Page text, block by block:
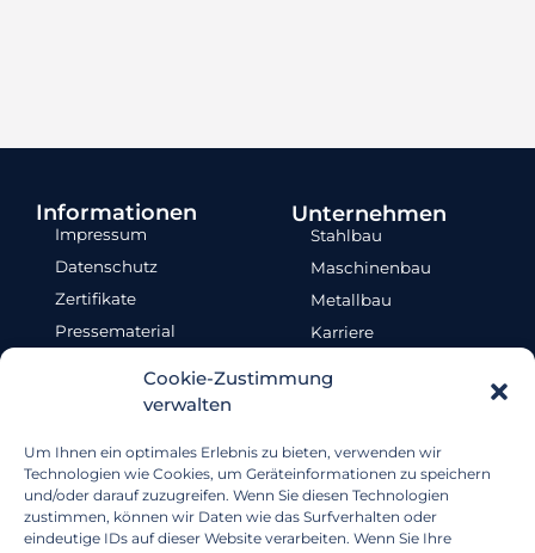
Cookie-Zustimmung
verwalten
Um Ihnen ein optimales Erlebnis zu bieten, verwenden wir
Technologien wie Cookies, um Geräteinformationen zu speichern
und/oder darauf zuzugreifen. Wenn Sie diesen Technologien
zustimmen, können wir Daten wie das Surfverhalten oder
eindeutige IDs auf dieser Website verarbeiten. Wenn Sie Ihre
Unternehmen
Stahlbau
Maschinenbau
Metallbau
Karriere
Informationen
Impressum
Datenschutz
Zertifikate
Pressematerial